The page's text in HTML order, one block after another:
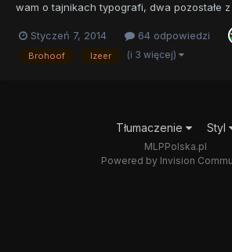
wam o tajnikach typografi, dwa pozostałe
wymienionych połączony jest z artykułem o
obszerny artykuł dotyczący swoistej
Styczeń 7, 2014 64 odpowiedzi
Brohoof Izeer (i 3 więcej)
Tłumaczenie Styl
MLPPolska.pl
Powered by Invision